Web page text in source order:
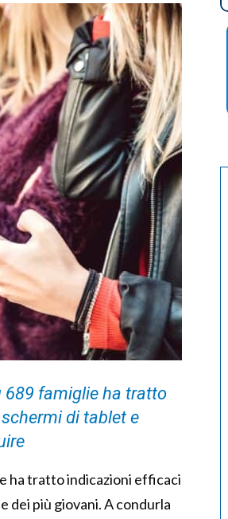
689 famiglie ha tratto
di tablet e
ha tratto indicazioni efficaci
dei più giovani. A condurla